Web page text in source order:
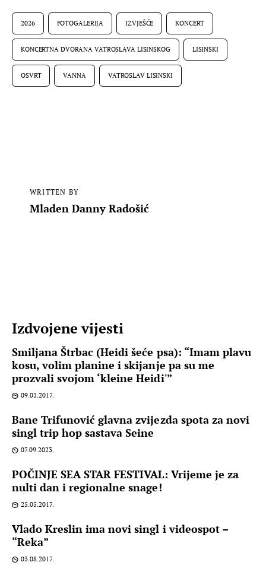
2026 FOTOGALERIJA IZVJEŠĆE KONCERT
KONCERTNA DVORANA VATROSLAVA LISINSKOG LISINSKI
OSVRT VANNA VATROSLAV LISINSKI
WRITTEN BY
Mladen Danny Radošić
Izdvojene vijesti
Smiljana Štrbac (Heidi šeće psa): “Imam plavu
kosu, volim planine i skijanje pa su me
prozvali svojom ‘kleine Heidi'”
09.03.2017.
Bane Trifunović glavna zvijezda spota za novi
singl trip hop sastava Seine
07.09.2023.
POČINJE SEA STAR FESTIVAL: Vrijeme je za
nulti dan i regionalne snage!
25.05.2017.
Vlado Kreslin ima novi singl i videospot –
“Reka”
03.08.2017.